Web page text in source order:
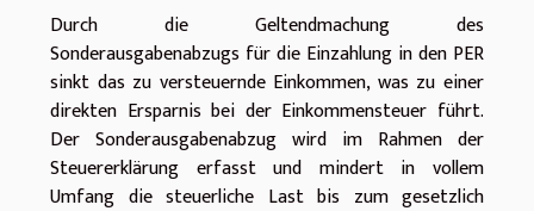
Durch die Geltendmachung des
Sonderausgabenabzugs für die Einzahlung in den PER
sinkt das zu versteuernde Einkommen, was zu einer
direkten Ersparnis bei der Einkommensteuer führt.
Der Sonderausgabenabzug wird im Rahmen der
Steuererklärung erfasst und mindert in vollem
Umfang die steuerliche Last bis zum gesetzlich